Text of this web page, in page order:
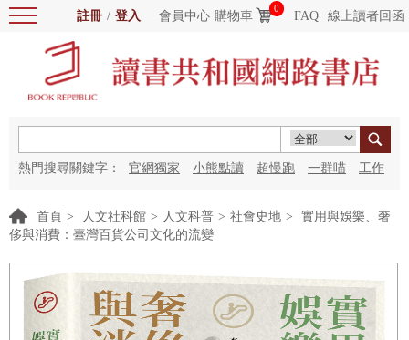
註冊 / 登入 會員中心 購物車
0
FAQ 線上讀者回函
熱門搜尋關鍵字： 官網獨家 小熊點讀 超慢跑 一群喵 工作
首頁 > 人文社科館 > 人文科普 > 社會史地 >
實用與娛樂、奢
侈與消費：臺灣百貨公司文化的流變